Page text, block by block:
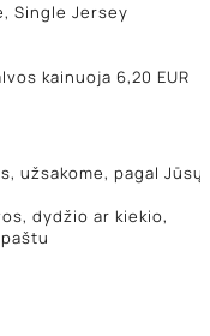
Single Jersey
kainuoja 6,20 EUR
užsakome, pagal Jūsų
dydžio ar kiekio,